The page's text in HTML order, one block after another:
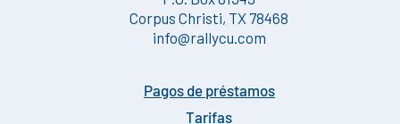
Corpus Christi, TX 78468
info@rallycu.com
Pagos de préstamos
Tarifas